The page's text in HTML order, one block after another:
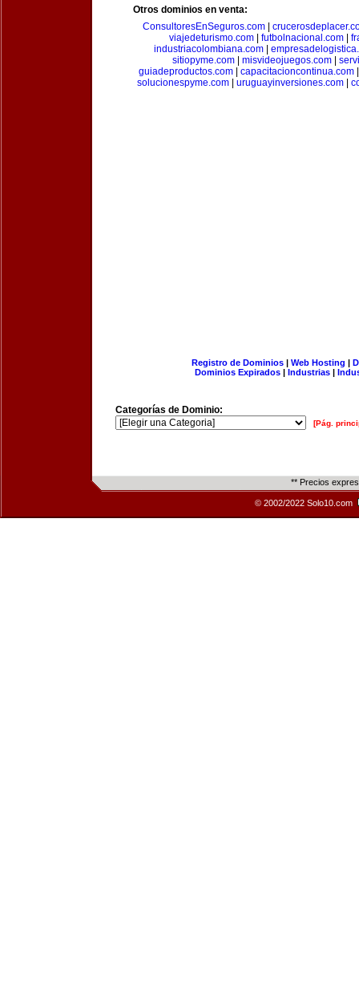
Otros dominios en venta:
ConsultoresEnSeguros.com|
viajedeturismo.com| futbolnacional.com|
industriacolombiana.com|
sitiopyme.com| misvideojuegos.com|
guiadeproductos.com| capacitacioncontinua.com
solucionespyme.com
uruguayinversiones.com
Registro de Dominios| Web Hosting |
Dominios Expirados | Industrias |
Categorías de Dominio:
[Pág.
** Precios
© 2002/2022 Solo10.com